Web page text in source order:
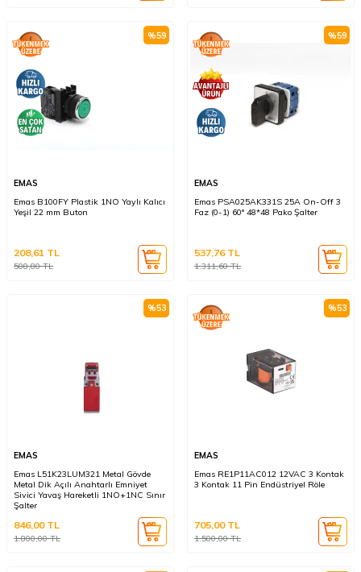
%59
EMAS
Emas B100FY Plastik 1NO Yaylı Kalıcı
Yeşil 22 mm Buton
508,80TL
208,61 TL
%59
EMAS
Emas PSA025AK331S 25A On-Off 3
Faz (0-1) 60° 48*48 Pako Şalter
1.311,60TL
537,76TL
%53
EMAS
Emas L51K23LUM321 Metal Gövde
Metal Dik Açılı Anahtarlı Emniyet
Sivici Yavaş Hareketli 1NO+1NC Sınır
Şalter
1.800,00TL
846,00TL
%53
EMAS
Emas RE1P11AC012 12VAC 3 Kontak
3 Kontak 11 Pin Endüstriyel Röle
1.500,00TL
705,00TL